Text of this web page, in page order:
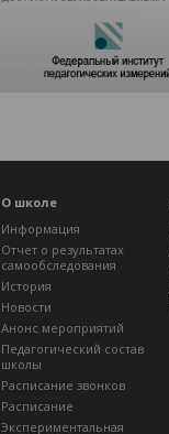
О школе
Информация
Отчет о результатах
самообследования
История
Новости
Анонс мероприятий
Педагогический состав
школы
Расписание звонков
Расписание
Экспериментальная